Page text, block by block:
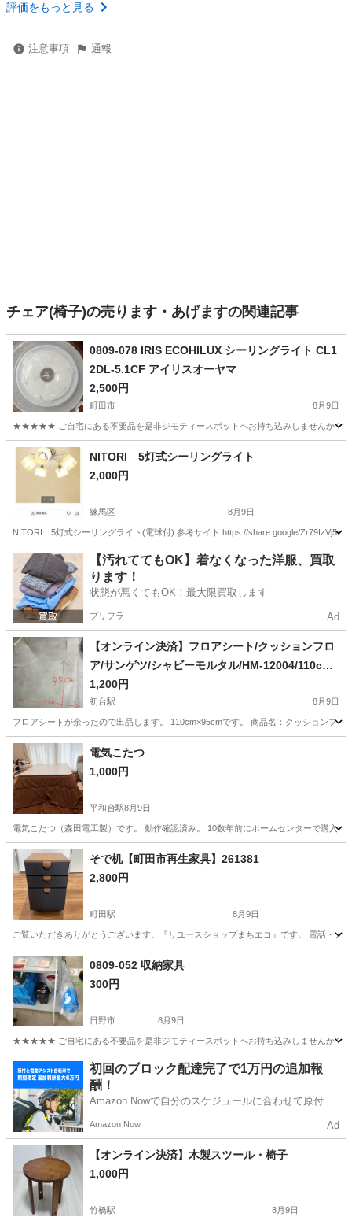
評価をもっと見る
注意事項 通報
チェア(椅子)の売ります・あげますの関連記事
0809-078 IRIS ECOHILUX シーリングライト CL1
2DL-5.1CF アイリスオーヤマ
2,500円
町田市 8月9日
★★★★★ ご自宅にある不要品を是非ジモティースポットへお持ち込みしませんか？
東京 町田市 IRIS
NITORI 5灯式シーリングライト
2,000円
練馬区 8月9日
NITORI 5灯式シーリングライト(電球付) 参考サイト https://share.google/
東京 練馬区 照明器具
【汚れててもOK】着なくなった洋服、買取
ります！
状態が悪くてもOK！最大限買取します
プリフラ Ad
【オンライン決済】フロアシート/クッションフロ
ア/サンゲツ/シャビーモルタル/HM-12004/110cm×
95cm
1,200円
初台駅 8月9日
フロアシートが余ったので出品します。 110cm×95cmです。 商品名：クッションフ
東京 新宿区 初台駅
電気こたつ
1,000円
平和台駅8月9日
電気こたつ（森田電工製）です。 動作確認済み。 10数年前にホームセンターで購入
東京 練馬区 平和台駅 テーブル
そで机【町田市再生家具】261381
2,800円
町田駅 8月9日
ご覧いただきありがとうございます。『リユースショップまちエコ』です。 電話・
東京 町田市 収納家具
0809-052 収納家具
300円
日野市 8月9日
★★★★★ ご自宅にある不要品を是非ジモティースポットへお持ち込みしませんか？
収納家具 現地
初回のブロック配達完了で1万円の追加報
酬！
Amazon Nowで自分のスケジュールに合わせて原付や
う！
Amazon Now Ad
【オンライン決済】木製スツール・椅子
1,000円
竹橋駅 8月9日